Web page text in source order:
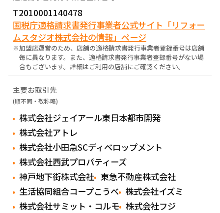
T2010001140478
国税庁適格請求書発行事業者公式サイト「リフォー
ムスタジオ株式会社の情報」ページ
※加盟店運営のため、店舗の適格請求書発行事業者登録番号は店舗
毎に異なります。また、適格請求書発行事業者登録番号がない場
合もございます。詳細はご利用の店舗にご確認ください。
主要お取引先
(順不同・敬称略)
株式会社ジェイアール東日本都市開発
株式会社アトレ
株式会社小田急SCディベロップメント
株式会社西武プロパティーズ
神戸地下街株式会社 東急不動産株式会社
生活協同組合コープこうべ 株式会社イズミ
株式会社サミット・コルモ 株式会社フジ